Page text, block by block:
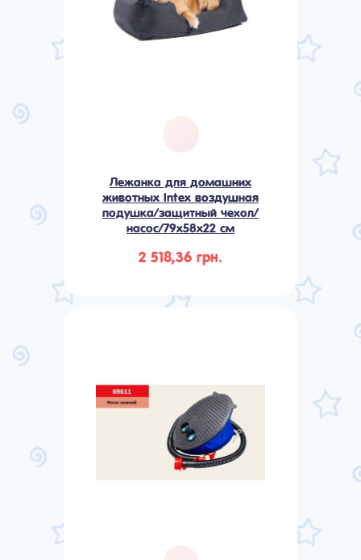
Лежанка для домашних
животных Intex воздушная
подушка/защитный чехол/
насос/79х58х22 см
2 518,36 грн.